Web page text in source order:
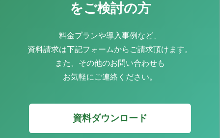
をご検討の方
料金プランや導入事例など、
資料請求は下記フォームからご請求頂けます。
また、その他のお問い合わせも
お気軽にご連絡ください。
資料ダウンロード